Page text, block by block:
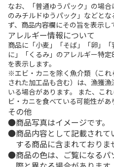
なお、「普通ゆうパック」の場
のみチルドゆうパック」などと
ず、商品内容欄にその旨を表示し
アレルギー情報について
商品に「小麦」「そば」「卵」
に」「くるみ」のアレルギー特
を表示します。
※エビ・カニを除く魚介類（こ
された加工品も含む）は、漁獲
いる場合があります。 また、こ
ビ・カニを食べている可能性があ
その他
商品写真はイメージです。
商品内容として記載され
する商品に含まれておりま
商品の色は、ご覧になる